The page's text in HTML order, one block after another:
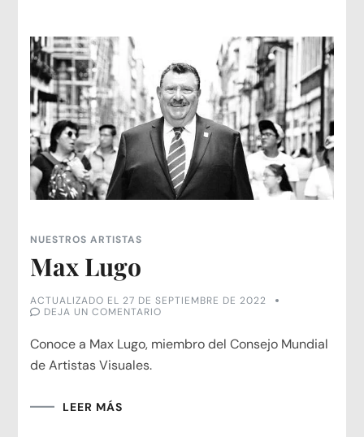
NUESTROS ARTISTAS
Max Lugo
ACTUALIZADO EL 27 DE SEPTIEMBRE DE 2022
DEJA UN COMENTARIO
Conoce a Max Lugo, miembro del Consejo Mundial
de Artistas Visuales.
LEER MÁS